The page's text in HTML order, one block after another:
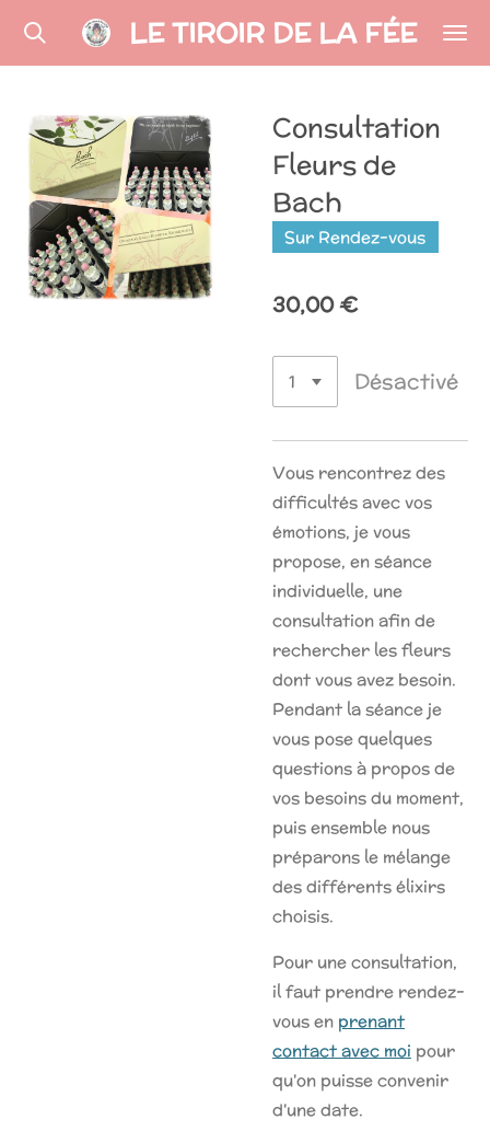
Passer
principal
LE TIROIR DE LA FÉE
Consultation
Fleurs de
Bach
Sur Rendez-vous
30,00 €
Désactivé
Vous rencontrez des
difficultés avec vos
émotions, je vous
propose, en séance
individuelle, une
consultation afin de
rechercher les fleurs
dont vous avez besoin.
Pendant la séance je
vous pose quelques
questions à propos de
vos besoins du moment,
puis ensemble nous
préparons le mélange
des différents élixirs
choisis.
Pour une consultation,
il faut prendre rendez-
vous en prenant
contact avec moi pour
qu'on puisse convenir
d'une date.